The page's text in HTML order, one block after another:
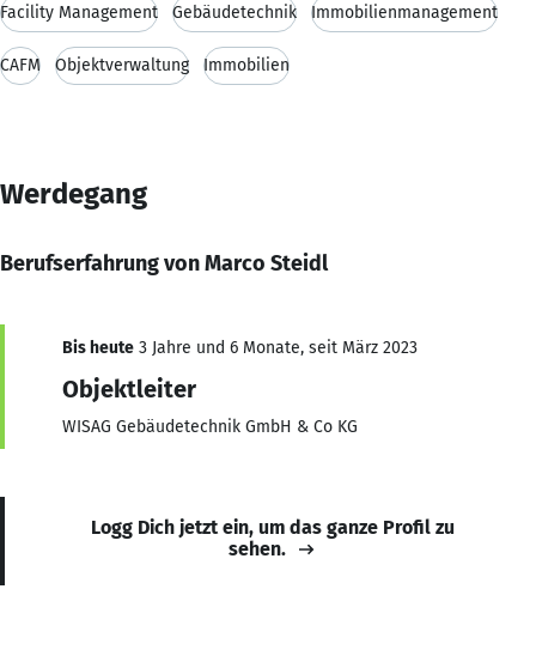
Facility Management Gebäudetechnik Immobilienmanagement
CAFM Objektverwaltung Immobilien
Werdegang
Berufserfahrung von Marco Steidl
Bis heute 3 Jahre und 6 Monate, seit März 2023
Objektleiter
WISAG Gebäudetechnik GmbH & Co KG
Logg Dich jetzt ein, um das ganze Profil zu
sehen.